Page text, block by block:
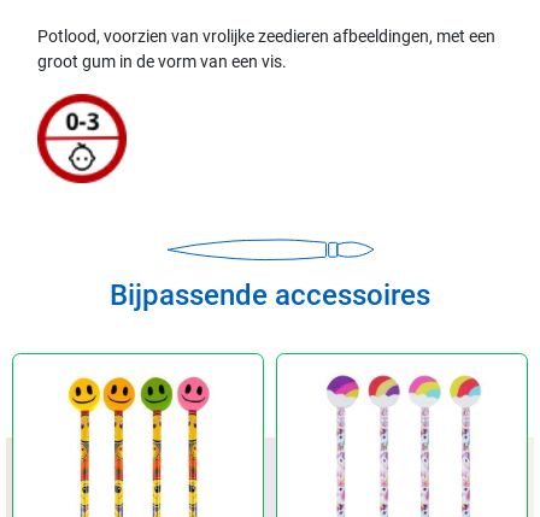
Potlood, voorzien van vrolijke zeedieren afbeeldingen, met een
groot gum in de vorm van een vis.
Bijpassende accessoires